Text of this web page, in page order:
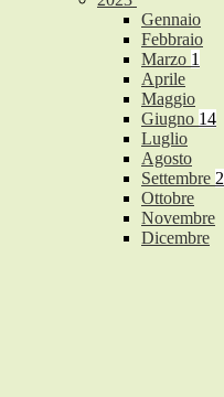
Gennaio
Febbraio
Marzo 1
Aprile
Maggio
Giugno 14
Luglio
Agosto
Settembre 2
Ottobre
Novembre
Dicembre